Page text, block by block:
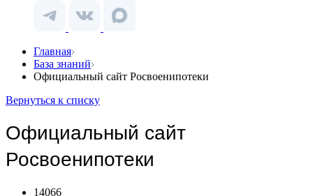
Главная
База знаний
Официальный сайт Росвоенипотеки
Вернуться к списку
Официальный сайт
Росвоенипотеки
14066